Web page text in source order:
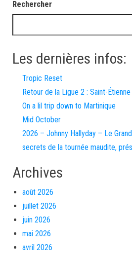
Rechercher
Les dernières infos:
Tropic Reset
Retour de la Ligue 2 : Saint-
On a lil trip down to Martinique
Mid October
2026 – Johnny Hallyday – Le
secrets de la tournée maudite,
Archives
août 2026
juillet 2026
juin 2026
mai 2026
avril 2026